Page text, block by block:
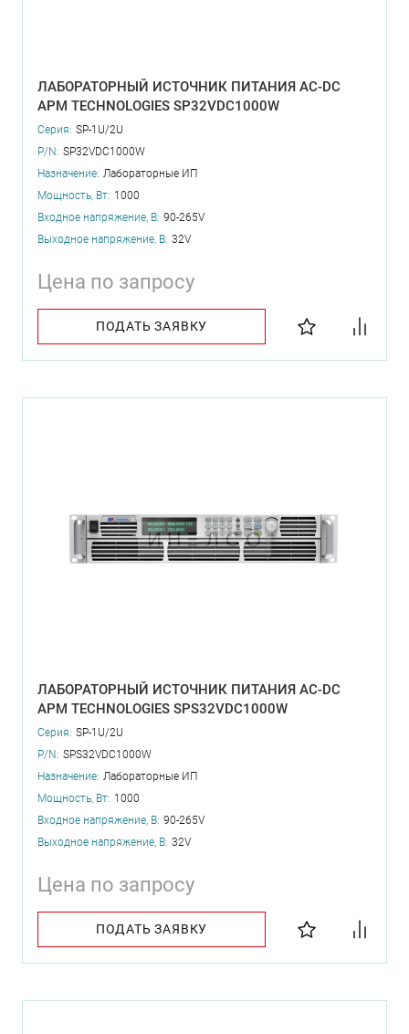
ЛАБОРАТОРНЫЙ ИСТОЧНИК ПИТАНИЯ AC-DC
APM TECHNOLOGIES SP32VDC1000W
Серия: SP-1U/2U
P/N: SP32VDC1000W
Назначение: Лабораторные ИП
Мощность, Вт: 1000
Входное напряжение, В: 90-265V
Выходное напряжение, В: 32V
Цена по запросу
ПОДАТЬ ЗАЯВКУ
ЛАБОРАТОРНЫЙ ИСТОЧНИК ПИТАНИЯ AC-DC
APM TECHNOLOGIES SPS32VDC1000W
Серия: SP-1U/2U
P/N: SPS32VDC1000W
Назначение: Лабораторные ИП
Мощность, Вт: 1000
Входное напряжение, В: 90-265V
Выходное напряжение, В: 32V
Цена по запросу
ПОДАТЬ ЗАЯВКУ